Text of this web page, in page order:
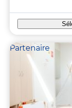
Partenaire